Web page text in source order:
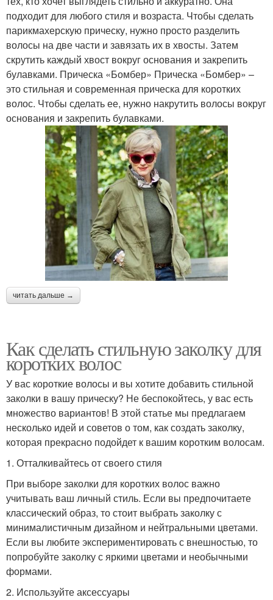
подходит для любого стиля и возраста. Чтобы сделать
парикмахерскую прическу, нужно просто разделить
волосы на две части и завязать их в хвосты. Затем
скрутить каждый хвост вокруг основания и закрепить
булавками. Прическа «Бомбер» Прическа «Бомбер» –
это стильная и современная прическа для коротких
волос. Чтобы сделать ее, нужно накрутить волосы вокруг
основания и закрепить булавками.
читать дальше →
Как сделать стильную заколку для
коротких волос
У вас короткие волосы и вы хотите добавить стильной
заколки в вашу прическу? Не беспокойтесь, у вас есть
множество вариантов! В этой статье мы предлагаем
несколько идей и советов о том, как создать заколку,
которая прекрасно подойдет к вашим коротким волосам.
1. Отталкивайтесь от своего стиля
При выборе заколки для коротких волос важно
учитывать ваш личный стиль. Если вы предпочитаете
классический образ, то стоит выбрать заколку с
минималистичным дизайном и нейтральными цветами.
Если вы любите экспериментировать с внешностью, то
попробуйте заколку с яркими цветами и необычными
формами.
2. Используйте аксессуары